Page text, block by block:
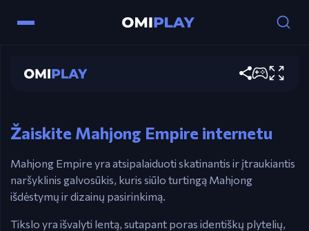
Mahjong Empire
Žaiskite Mahjong Empire internetu
Mahjong Empire yra atsipalaiduoti skatinantis ir įtraukiantis
naršyklinis galvosūkis, kuris siūlo turtingą Mahjong
išdėstymų ir dizainų pasirinkimą.
Tikslo yra išvalyti lentą, sutapant poras identiškų plytelių,